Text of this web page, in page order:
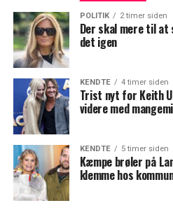
POLITIK 2 timer siden
Der skal mere til at
det igen
KENDTE 4 timer siden
Trist nyt for Keith
videre med
KENDTE 5 timer siden
Kæmpe brøler på
klemme hos